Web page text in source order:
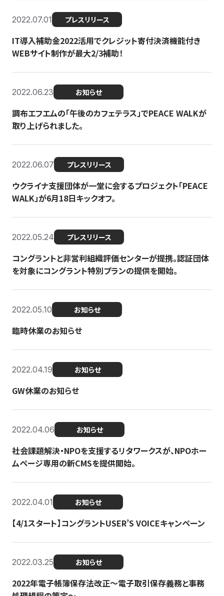
2022.07.01 プレスリリース
IT導入補助金2022活用でクレジット寄付決済機能付き
WEBサイト制作が最大2/3補助！
2022.06.23 お知らせ
調布エフエムの「午後のカフェテラス」でPEACE WALKが
取り上げられました。
2022.06.07 プレスリリース
ウクライナ支援団体が一堂に会するプロジェクト「PEACE
WALK」が6月18日キックオフ。
2022.05.24 プレスリリース
コングラントと非営利組織評価センターが提携。認証団体
を対象にコングラント特別プランの提供を開始。
2022.05.10 お知らせ
臨時休業のお知らせ
2022.04.19 お知らせ
GW休業のお知らせ
2022.04.06 お知らせ
社会課題解決・NPOを支援するリタワークスが、NPOホー
ムページ専用の新CMSを提供開始。
2022.04.01 お知らせ
【4/1スタート】コングラントUSER’S VOICEキャンペーン
2022.03.25 お知らせ
2022年電子帳簿保存法改正～電子取引保存義務と事務